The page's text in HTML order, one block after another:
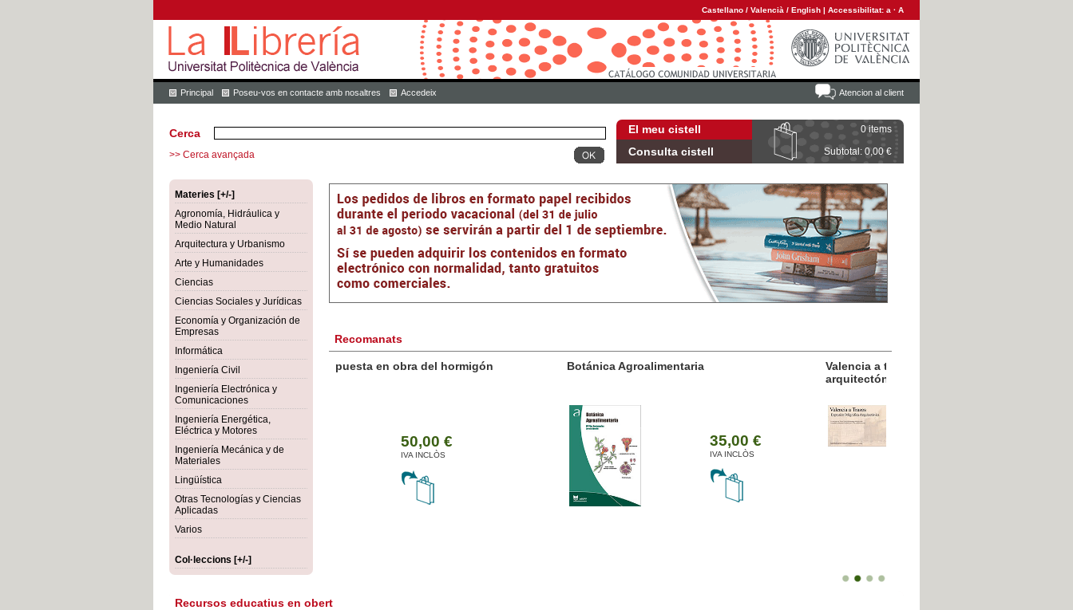
Castellano / Valencià / English | Accessibilitat: a · A
Atencion al client
Principal Poseu-vos en contacte amb nosaltres Accedeix
El meu cistell 0 items
Consulta cistell Subtotal: 0,00 €
Cerca
>> Cerca avançada
Materies [+/-]
Agronomía, Hidráulica y
Medio Natural
Arquitectura y Urbanismo
Arte y Humanidades
Ciencias
Ciencias Sociales y Jurídicas
Economía y Organización de
Empresas
Informática
Ingeniería Civil
Ingeniería Electrónica y
Comunicaciones
Ingeniería Energética,
Eléctrica y Motores
Ingeniería Mecánica y de
Materiales
Lingüística
Otras Tecnologías y Ciencias
Aplicadas
Varios
Col·leccions [+/-]
Recomanats
Botánica Agroalimentaria
Valencia a trazos: expresión poligráfica
Recursos educatius en obert